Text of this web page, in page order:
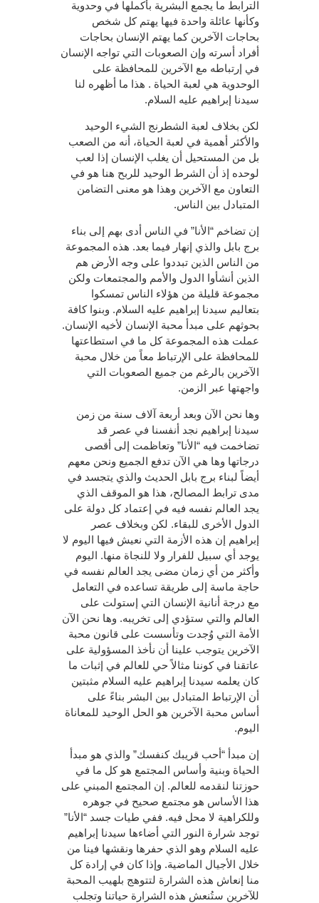
الترابط ما يجمع البشرية بأكملها في وحدوية
وكأنها عائلة واحدة فيها يهتم كل شخص
بحاجات الآخرين كما يهتم الإنسان بحاجات
أفراد أسرته وإن الصعوبات التي تواجه الإنسان
في إرتباطه مع الآخرين للمحافظة على
الوحدوية هي لعبة الحياة . هذا ما أظهره لنا
سيدنا إبراهيم عليه السلام.
لكن بخلاف لعبة الشطرنج الشيء الوحيد
والأكثر أهمية في لعبة الحياة، أنه من الصعب
بل من المستحيل أن يغلب الإنسان إذا لعب
لوحده إذ أن الشرط الوحيد للربح هنا هو في
التعاون مع الآخرين وهذا هو معنى التضامن
المتبادل بين الناس.
إن تضاخم “الأنا” في الناس أدى بهم إلى بناء
برج بابل والذي إنهار فيما بعد. هذه المجموعة
من الناس الذين تبددوا على وجه الأرض هم
الذين أنشأوا الدول والأمم والمجتمعات ولكن
مجموعة قليلة من هؤلاء الناس تمسكوا
بتعاليم سيدنا إبراهيم عليه السلام. وبنوا كافة
بحوثهم على مبدأ محبة الإنسان لأخيه الإنسان.
عملت هذه المجموعة كل ما في استطاعتها
للمحافظة على الإرتباط معاً من خلال محبة
الآخرين بالرغم من جميع الصعوبات التي
واجهتها عبر الزمن.
وها نحن الآن وبعد أربعة آلاف سنة من زمن
سيدنا إبراهيم نجد أنفسنا في عصر قد
تضاخمت فيه “الأنا” وتعاظمت إلى أقصى
درجاتها وها هي الآن تدفع الجميع ونحن معهم
أيضاً لبناء برج بابل الحديث والذي يتجسد في
مدى ترابط المصالح، هذا هو الموقف الذي
يجد العالم نفسه فيه في إعتماد كل دولة على
الدول الأخرى للبقاء. لكن وبخلاف عصر
إبراهيم إن هذه الأزمة التي نعيش فيها اليوم لا
يوجد أي سبيل للفرار ولا للنجاة منها. اليوم
وأكثر من أي زمان مضى يجد العالم نفسه في
حاجة ماسة إلى طريقة تساعده في التعامل
مع درجة أنانية الإنسان التي إستولت على
العالم والتي ستؤدي إلى تخريبه. وها نحن الآن
الأمة التي وُجدت وتأسست على قانون محبة
الآخرين يتوجب علينا أن نأخذ المسؤولية على
عاتقنا في كوننا مثالاً حي للعالم في إثبات ما
كان يعلمه سيدنا إبراهيم عليه السلام مثبتين
أن الإرتباط المتبادل بين البشر بناءً على
أساس محبة الآخرين هو الحل الوحيد للمعاناة
اليوم.
إن مبدأ “أحب قريبك كنفسك” والذي هو مبدأ
الحياة وبنية وأساس المجتمع هو كل ما في
حوزتنا لنقدمه للعالم. إن المجتمع المبني على
هذا الأساس هو مجتمع صحيح في جوهره
وللكراهية لا محل فيه. ففي طيات جسد “الأنا”
توجد شرارة النور التي أضاءها سيدنا إبراهيم
عليه السلام وهو الذي حفرها ونقشها فينا من
خلال الأجيال الماضية. وإذا كان في إرادة كل
منا إنعاش هذه الشرارة لتتوهج بلهيب المحبة
للآخرين ستُنعش هذه الشرارة حياتنا وتجلب